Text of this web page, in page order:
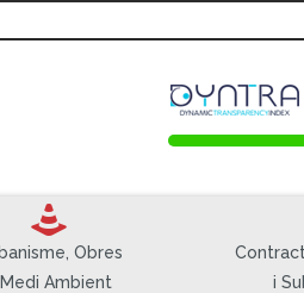
e
Obres
Ambient
i